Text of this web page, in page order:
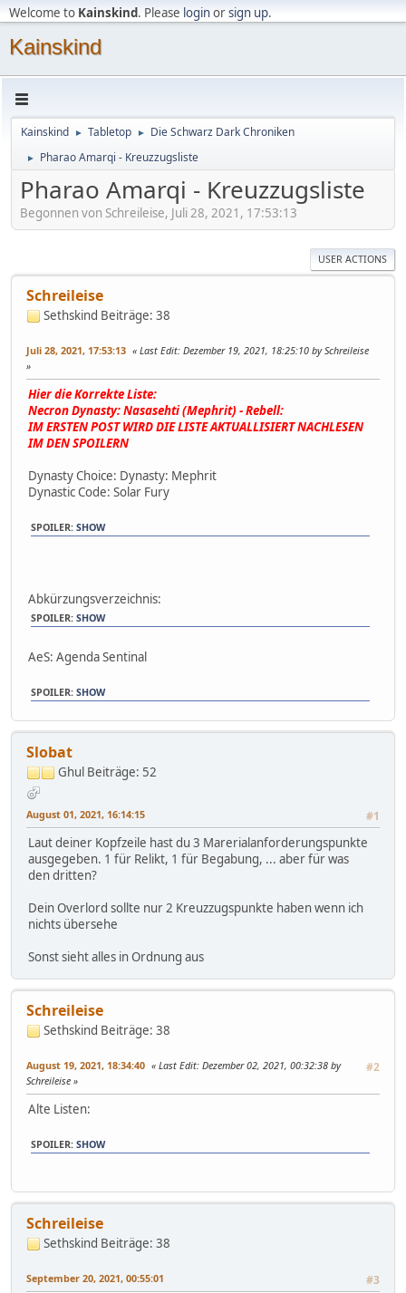
Welcome to Kainskind. Please loginorsign up.
Kainskind
Kainskind ► Tabletop ► Die Schwarz Dark Chroniken
► Pharao Amarqi - Kreuzzugsliste
Pharao Amarqi - Kreuzzugsliste
Begonnen von Schreileise, Juli 28, 2021, 17:53:13
USER ACTIONS
Schreileise
Sethskind Beiträge: 38
Juli 28, 2021, 17:53:13 Last Edit: Dezember 19, 2021, 18:25:10 by Schreileise
Hier die Korrekte Liste:
Necron Dynasty: Nasasehti (Mephrit) - Rebell:
IM ERSTEN POST WIRD DIE LISTE AKTUALLISIERT NACHLESEN
IM DEN SPOILERN
Dynasty Choice: Dynasty: Mephrit
Dynastic Code: Solar Fury
SPOILER: SHOW
Abkürzungsverzeichnis:
SPOILER: SHOW
AeS: Agenda Sentinal
SPOILER: SHOW
Slobat
Ghul Beiträge: 52
August 01, 2021, 16:14:15 #1
Laut deiner Kopfzeile hast du 3 Marerialanforderungspunkte
ausgegeben. 1 für Relikt, 1 für Begabung, ... aber für was
den dritten?
Dein Overlord sollte nur 2 Kreuzzugspunkte haben wenn ich
nichts übersehe
Sonst sieht alles in Ordnung aus
Schreileise
Sethskind Beiträge: 38
August 19, 2021, 18:34:40 #2
Last Edit: Dezember 02, 2021, 00:32:38 by
Schreileise
Alte Listen:
SPOILER: SHOW
Schreileise
Sethskind Beiträge: 38
September 20, 2021, 00:55:01 #3